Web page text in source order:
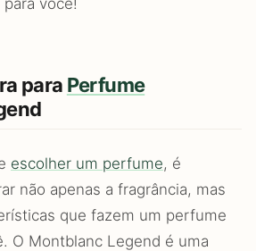
para Perfume
escolher um perfume, é
não apenas a fragrância, mas
que fazem um perfume
O Montblanc Legend é uma